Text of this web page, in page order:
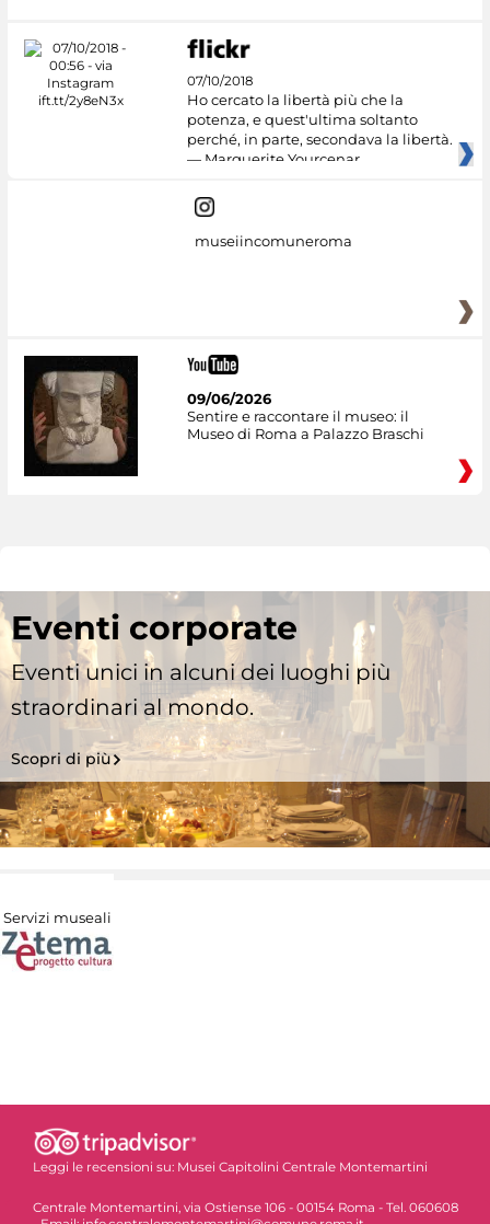
07/10/2018
Ho cercato la libertà più che la
potenza, e quest'ultima soltanto
perché, in parte, secondava la libertà.
— Marguerite Yourcenar
museiincomuneroma
09/06/2026
Sentire e raccontare il museo: il
Museo di Roma a Palazzo Braschi
Eventi corporate
Eventi unici in alcuni dei luoghi più
straordinari al mondo.
Scopri di più
Servizi museali
Leggi le recensioni su: Musei Capitolini Centrale Montemartini
Centrale Montemartini, via Ostiense 106 - 00154 Roma - Tel. 060608